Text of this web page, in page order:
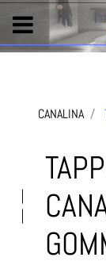
CANALINA